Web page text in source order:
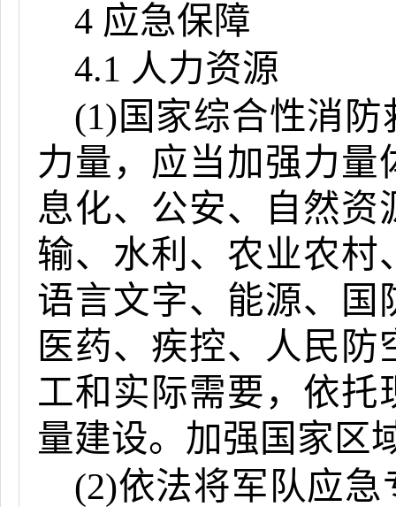
4 应急保障
4.1 人力资源
(1)国家综合性消
力量，应当加强力
息化、公安、自然
输、水利、农业农村
语言文字、能源、国
医药、疾控、人民
工和实际需要，依托
量建设。加强国家区
(2)依法将军队应